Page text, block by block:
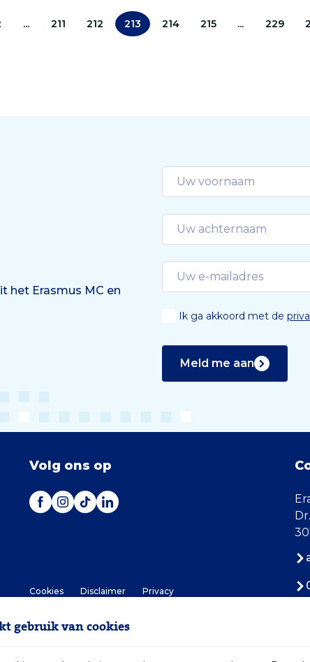
gen met een mutatie
... 211 212 213 214 215 ... 229
het Erasmus MC en
Ik ga akkoord met de
Meld me aan
Volg ons op
Cookies Disclaimer Privacy
gebruik van cookies